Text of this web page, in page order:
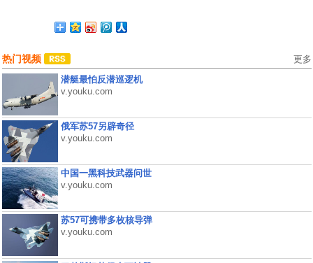
热门视频 更多
潜艇最怕反潜巡逻机
v.youku.com
俄军苏57另辟奇径
v.youku.com
中国一黑科技武器问世
v.youku.com
苏57可携带多枚核导弹
v.youku.com